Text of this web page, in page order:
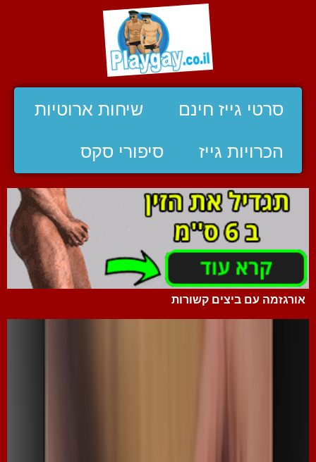
סרטי גייז חינם שיחות ארוטיות
הכרויות גייז סיפורי סקס
אורגזמה עם ביצים קשורות